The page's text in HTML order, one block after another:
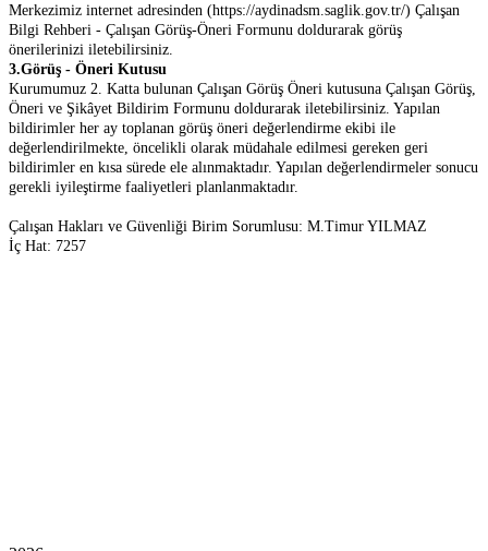
Merkezimiz internet adresinden (https://aydinadsm.saglik.gov.tr/) Çalışan
Bilgi Rehberi - Çalışan Görüş-Öneri Formunu doldurarak görüş
önerilerinizi iletebilirsiniz.
3.Görüş - Öneri Kutusu
Kurumumuz 2. Katta bulunan Çalışan Görüş Öneri kutusuna Çalışan Görüş,
Öneri ve Şikâyet Bildirim Formunu doldurarak iletebilirsiniz. Yapılan
bildirimler her ay toplanan görüş öneri değerlendirme ekibi ile
değerlendirilmekte, öncelikli olarak müdahale edilmesi gereken geri
bildirimler en kısa sürede ele alınmaktadır. Yapılan değerlendirmeler sonucu
gerekli iyileştirme faaliyetleri planlanmaktadır.
Çalışan Hakları ve Güvenliği Birim Sorumlusu: M.Timur YILMAZ
İç Hat: 7257